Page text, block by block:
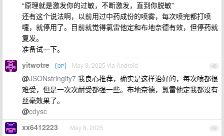
“原理就是激发你的过敏，不断激发，直到你脱敏”
还有这个说法啊，以前用过中药成份的喷雾，每次喷完都打喷
嚏，就停用了。目前就觉得氯雷他定和布地奈德有效，但停药就
复发。
准备试一下。
48
yitwotre OP May 8, 2025 via Android
@JSONstringify7 我良心推荐，确实是这样治好的，每次喷都很
难受，但是一次次耐受都强一些。布地奈德，氯雷他定我都没有
丝毫效果了。
@cdysc
49
xx6412223 May 8, 2025